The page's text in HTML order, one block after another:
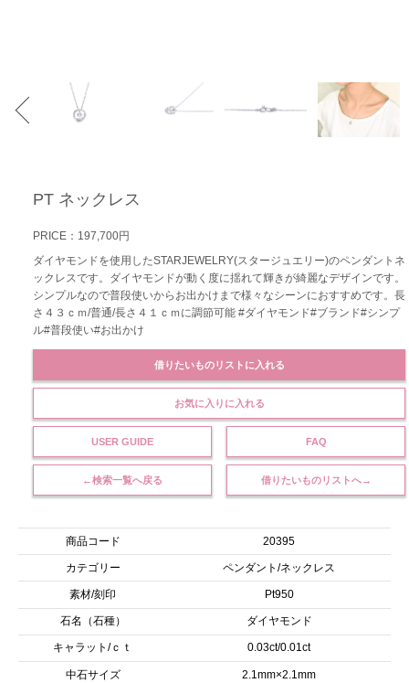
PT ネックレス
PRICE：197,700円
ダイヤモンドを使用したSTARJEWELRY(スタージュエリー)のペンダントネ
ックレスです。ダイヤモンドが動く度に揺れて輝きが綺麗なデザインです。
シンプルなので普段使いからお出かけまで様々なシーンにおすすめです。長
さ４３ｃｍ/普通/長さ４１ｃｍに調節可能 #ダイヤモンド#ブランド#シンプ
ル#普段使い#お出かけ
借りたいものリストに入れる
お気に入りに入れる
USER GUIDE FAQ
←検索一覧へ戻る 借りたいものリストへ→
商品コード 20395
カテゴリー ペンダント/ネックレス
素材/刻印 Pt950
石名（石種） ダイヤモンド
キャラット/ｃｔ 0.03ct/0.01ct
中石サイズ 2.1mm×2.1mm